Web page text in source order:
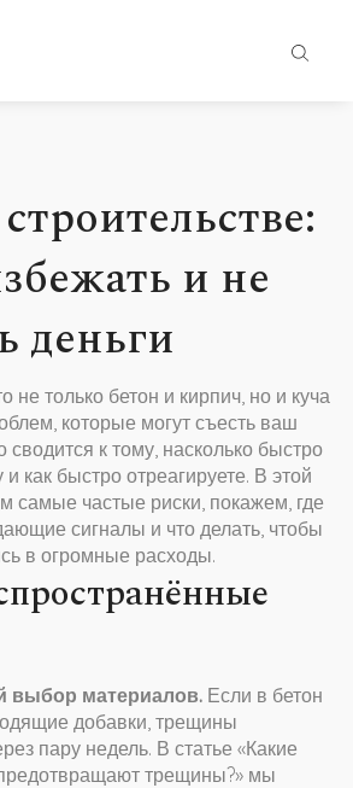
и не
деньги
не только бетон и кирпич, но и куча
которые могут съесть ваш
сводится к тому, насколько быстро
и как быстро отреагируете. В этой
самые частые риски, покажем, где
сигналы и что делать, чтобы
в огромные расходы.
выбор материалов. Если в бетон
добавки, трещины
пару недель. В статье «Какие
трещины?» мы